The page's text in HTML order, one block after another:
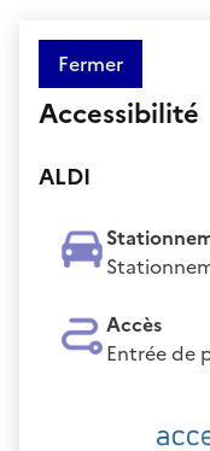
Fermer
Accessibilité
ALDI
Accès
Entrée de